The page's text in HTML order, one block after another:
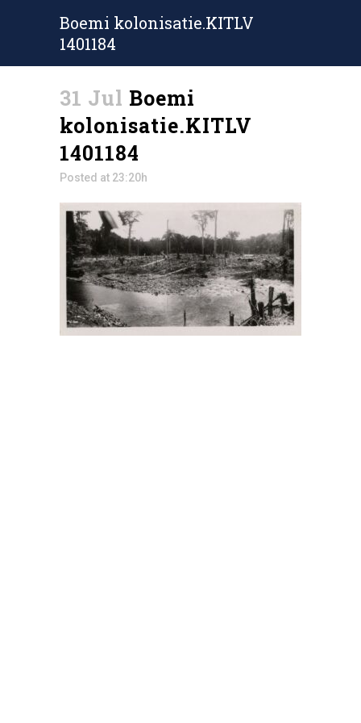
Boemi kolonisatie.KITLV
1401184
31 Jul Boemi
kolonisatie.KITLV
1401184
Posted at 23:20h